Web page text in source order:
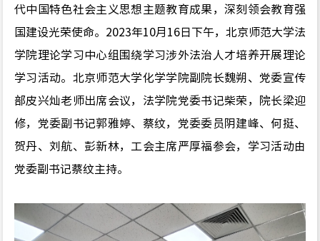
代中国特色社会主义思想主题教育成果，深刻领会教育强
国建设光荣使命。2023年10月16日下午，北京师范大学法
学院理论学习中心组围绕学习涉外法治人才培养开展理论
学习活动。北京师范大学化学学院副院长魏朔、党委宣传
部皮兴灿老师出席会议，法学院党委书记柴荣，院长梁迎
修，党委副书记郭雅婷、蔡纹，党委委员阴建峰、何挺、
贺丹、刘航、彭新林，工会主席严厚福参会，学习活动由
党委副书记蔡纹主持。